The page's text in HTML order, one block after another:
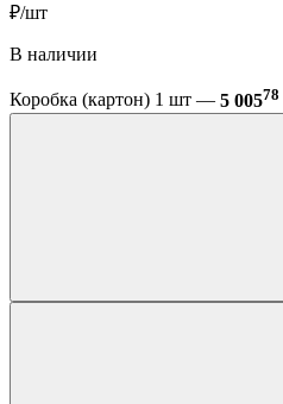
₽/шт
В наличии
Коробка (картон) 1 шт — 5 00578